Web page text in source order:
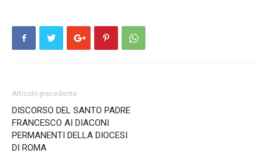
Articolo precedente
DISCORSO DEL SANTO PADRE
FRANCESCO AI DIACONI
PERMANENTI DELLA DIOCESI
DI ROMA